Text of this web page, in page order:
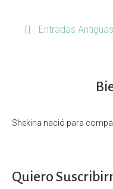
Entradas Antiguas
Shekina nació para
Quiero